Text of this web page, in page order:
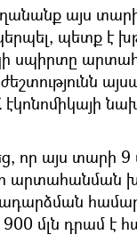
այս
պետք է
սպիրտը
էկոնոմիկայի
որ այս տարի 9
արտահանման
900 մլն դրամ է